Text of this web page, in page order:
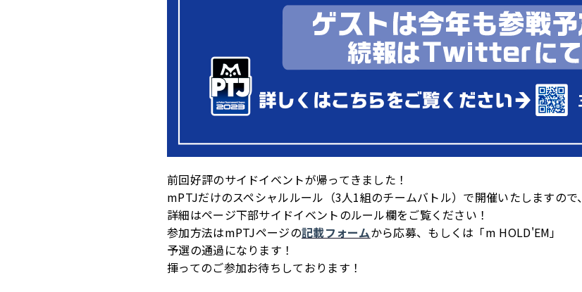
前回好評のサイドイベントが帰ってきました！
mPTJだけのスペシャルルール（3人1組のチームバトル）で開催いたしますので、
詳細はページ下部サイドイベントのルール欄をご覧ください！
参加方法はmPTJページの記載フォームから応募、もしくは「m HOLD'EM」
予選の通過になります！
揮ってのご参加お待ちしております！